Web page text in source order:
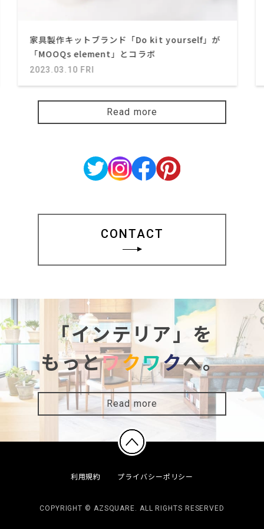
家具製作キットブランド「Do kit yourself」が
「MOOQs element」とコラボ
2023.03.10 FRI
Read more
CONTACT
「インテリア」を
もっとワクワクへ。
Read more
利用規約 プライバシーポリシー
COPYRIGHT © AZSQUARE. ALL RIGHTS RESERVED